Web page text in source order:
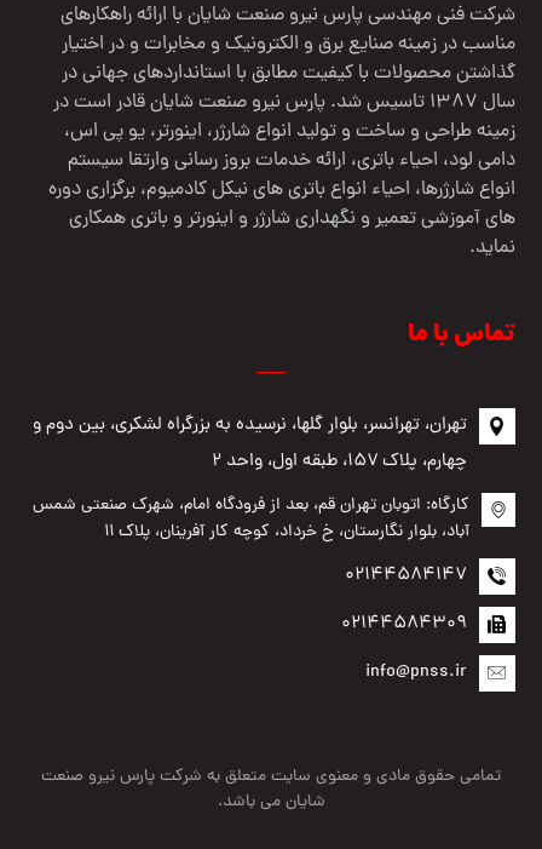
شرکت فنی مهندسي پارس نيرو صنعت شایان با ارائه راهکارهای
مناسب در زمینه صنایع برق و الکترونیک و مخابرات و در اختیار
گذاشتن محصولات با کیفیت مطابق با استانداردهای جهانی در
سال 1387 تاسیس شد. پارس نیرو صنعت شایان قادر است در
زمینه طراحی و ساخت و تولید انواع شارژر، اینورتر، یو پی اس،
دامی لود، احیاء باتری، ارائه خدمات بروز رسانی وارتقا سیستم
انواع شارژرها، احیاء انواع باتری های نیکل کادمیوم، برگزاری دوره
های آموزشی تعمیر و نگهداری شارژر و اینورتر و باتری همکاری
نماید.
تماس با ما
تهران، تهرانسر، بلوار گلها، نرسیده به بزرگراه لشکری، بین دوم و
چهارم، پلاک ۱۵۷، طبقه اول، واحد ۲
کارگاه: اتوبان تهران قم، بعد از فرودگاه امام، شهرک صنعتی شمس
آباد، بلوار نگارستان، خ خرداد، کوچه کار آفرینان، پلاک ۱۱
02144584147
02144584309
info@pnss.ir
تمامی حقوق مادی و معنوی سایت متعلق به شرکت پارس نیرو صنعت
شایان می باشد.